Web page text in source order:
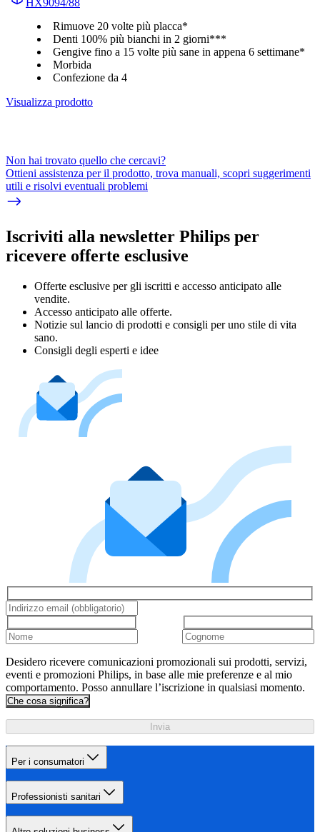
HX9094/88
Rimuove 20 volte più placca*
Denti 100% più bianchi in 2 giorni***
Gengive fino a 15 volte più sane in appena 6 settimane*
Morbida
Confezione da 4
Visualizza prodotto
Non hai trovato quello che cercavi?
Ottieni assistenza per il prodotto, trova manuali, scopri suggerimenti
utili e risolvi eventuali problemi
Iscriviti alla newsletter Philips per
ricevere offerte esclusive
Offerte esclusive per gli iscritti e accesso anticipato alle
vendite.
Accesso anticipato alle offerte.
Notizie sul lancio di prodotti e consigli per uno stile di vita
sano.
Consigli degli esperti e idee
Desidero ricevere comunicazioni promozionali sui prodotti, servizi,
eventi e promozioni Philips, in base alle mie preferenze e al mio
comportamento. Posso annullare l’iscrizione in qualsiasi momento.
Che cosa significa?
Invia
Per i consumatori
Professionisti sanitari